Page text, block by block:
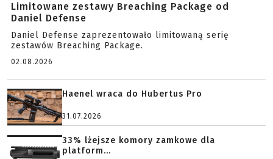
Limitowane zestawy Breaching Package od
Daniel Defense
Daniel Defense zaprezentowało limitowaną serię
zestawów Breaching Package.
02.08.2026
Haenel wraca do Hubertus Pro
31.07.2026
33% lżejsze komory zamkowe dla
platform...